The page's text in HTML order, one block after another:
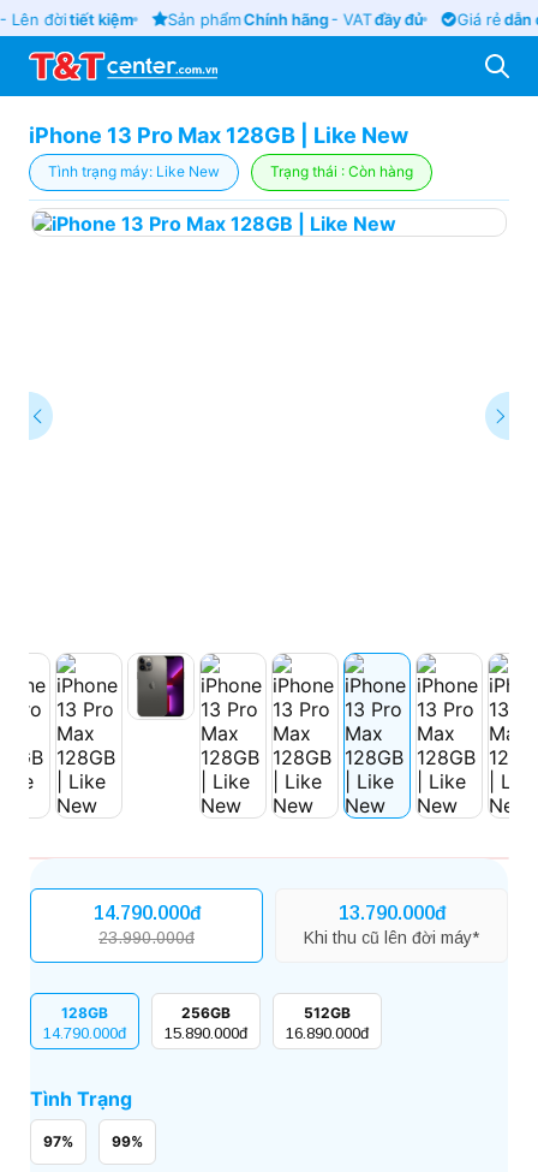
đờitiết kiệm Sản phẩmChính hãng- VATđầy đủ Giá rẻdẫn
iPhone 13 Pro Max 128GB | Like New
Tình trạng máy: Like New Trạng thái : Còn hàng
14.790.000đ
23.990.000đ
13.790.000đ
Khi thu cũ lên đời máy*
128GB
14.790.000đ
256GB
15.890.000đ
512GB
16.890.000đ
Tình Trạng
97% 99%